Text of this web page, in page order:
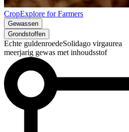
CropExplore for Farmers
Gewassen
Grondstoffen
Echte guldenroedeSolidago virgaurea
meerjarig gewas met inhoudsstof